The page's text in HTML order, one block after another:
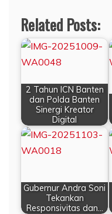
Related Posts:
2 Tahun ICN Banten
dan Polda Banten
Sinergi Kreator
Digital
Gubernur Andra Soni
Tekankan
Responsivitas dan…